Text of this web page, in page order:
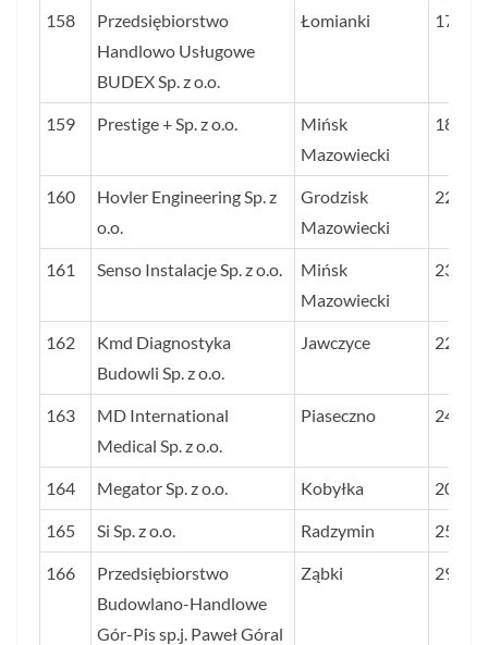
158
Przedsiębiorstwo
Handlowo Usługowe
BUDEX Sp. z o.o.
Łomianki 17
159 Prestige + Sp. z o.o.
Mińsk
Mazowiecki
18
160
Hovler Engineering Sp. z
o.o.
Grodzisk
Mazowiecki
22
161 Senso Instalacje Sp. z o.o.
Mińsk
Mazowiecki
23
162
Kmd Diagnostyka
Budowli Sp. z o.o.
Jawczyce 22
163
MD International
Medical Sp. z o.o.
Piaseczno 24
164 Megator Sp. z o.o. Kobyłka 20
165 Si Sp. z o.o. Radzymin 25
166
Przedsiębiorstwo
Budowlano-Handlowe
Gór-Pis sp.j. Paweł Góral
Ząbki 29